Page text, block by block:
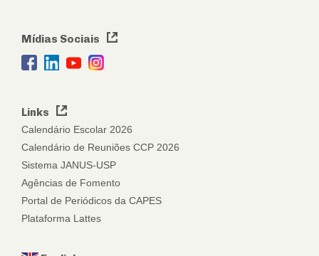
Mídias Sociais
Links
Calendário Escolar 2026
Calendário de Reuniões CCP 2026
Sistema JANUS-USP
Agências de Fomento
Portal de Periódicos da CAPES
Plataforma Lattes